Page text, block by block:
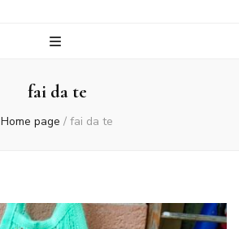
fai da te
Home page / fai da te